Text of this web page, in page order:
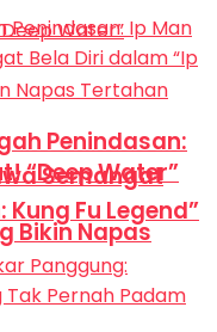
“Deep Water”
Bikin Napas
Penindasan:
Semangat
Fu Legend”